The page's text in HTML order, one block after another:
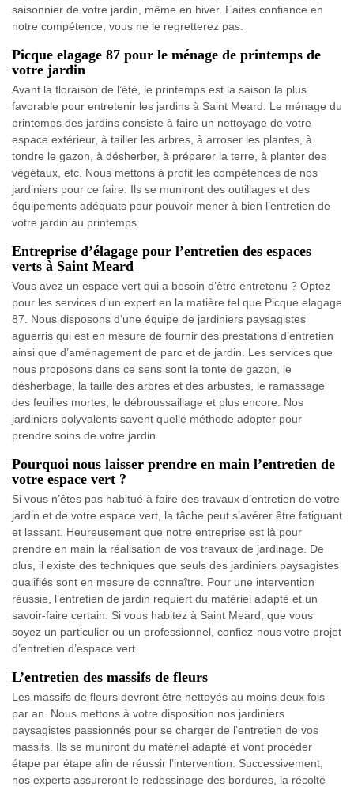
saisonnier de votre jardin, même en hiver. Faites confiance en
notre compétence, vous ne le regretterez pas.
Picque elagage 87 pour le ménage de printemps de
votre jardin
Avant la floraison de l’été, le printemps est la saison la plus
favorable pour entretenir les jardins à Saint Meard. Le ménage du
printemps des jardins consiste à faire un nettoyage de votre
espace extérieur, à tailler les arbres, à arroser les plantes, à
tondre le gazon, à désherber, à préparer la terre, à planter des
végétaux, etc. Nous mettons à profit les compétences de nos
jardiniers pour ce faire. Ils se muniront des outillages et des
équipements adéquats pour pouvoir mener à bien l’entretien de
votre jardin au printemps.
Entreprise d’élagage pour l’entretien des espaces
verts à Saint Meard
Vous avez un espace vert qui a besoin d’être entretenu ? Optez
pour les services d’un expert en la matière tel que Picque elagage
87. Nous disposons d’une équipe de jardiniers paysagistes
aguerris qui est en mesure de fournir des prestations d’entretien
ainsi que d’aménagement de parc et de jardin. Les services que
nous proposons dans ce sens sont la tonte de gazon, le
désherbage, la taille des arbres et des arbustes, le ramassage
des feuilles mortes, le débroussaillage et plus encore. Nos
jardiniers polyvalents savent quelle méthode adopter pour
prendre soins de votre jardin.
Pourquoi nous laisser prendre en main l’entretien de
votre espace vert ?
Si vous n’êtes pas habitué à faire des travaux d’entretien de votre
jardin et de votre espace vert, la tâche peut s’avérer être fatiguant
et lassant. Heureusement que notre entreprise est là pour
prendre en main la réalisation de vos travaux de jardinage. De
plus, il existe des techniques que seuls des jardiniers paysagistes
qualifiés sont en mesure de connaître. Pour une intervention
réussie, l’entretien de jardin requiert du matériel adapté et un
savoir-faire certain. Si vous habitez à Saint Meard, que vous
soyez un particulier ou un professionnel, confiez-nous votre projet
d’entretien d’espace vert.
L’entretien des massifs de fleurs
Les massifs de fleurs devront être nettoyés au moins deux fois
par an. Nous mettons à votre disposition nos jardiniers
paysagistes passionnés pour se charger de l’entretien de vos
massifs. Ils se muniront du matériel adapté et vont procéder
étape par étape afin de réussir l’intervention. Successivement,
nos experts assureront le redessinage des bordures, la récolte